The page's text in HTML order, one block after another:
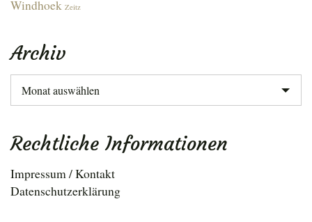
Windhoek Zeitz
Archiv
Archiv
Rechtliche Informationen
Impressum / Kontakt
Datenschutzerklärung